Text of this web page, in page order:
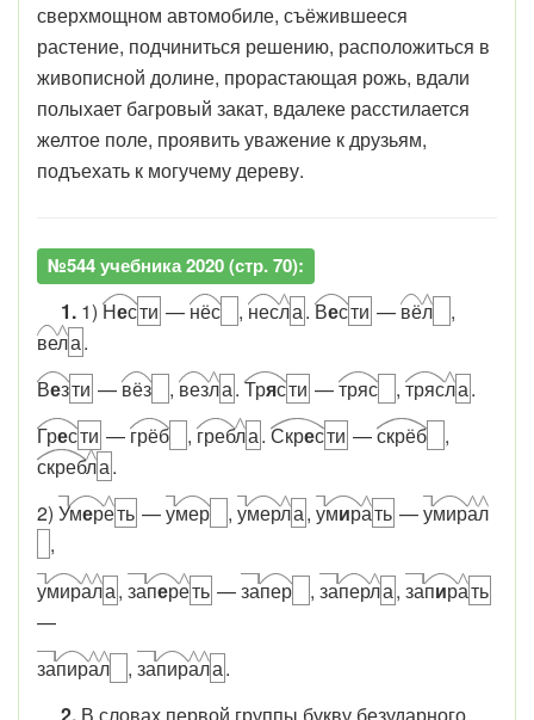
сверхмощном автомобиле, съёжившееся
растение, подчиниться решению, расположиться в
живописной долине, прорастающая рожь, вдали
полыхает багровый закат, вдалеке расстилается
желтое поле, проявить уважение к друзьям,
подъехать к могучему дереву.
№544 учебника 2020 (стр. 70):
1. 1) Нести —нёс , несла. Вести —вёл
,
вела.
Везти —вёз , везла. Трясти —тряс , трясла.
Грести —грёб , гребла. Скрести —скрёб
,
скребла.
2) Умереть —умер , умерла, умирать —умирал
,
умирала, запереть —запер , заперла, запирать
—
запирал , запирала.